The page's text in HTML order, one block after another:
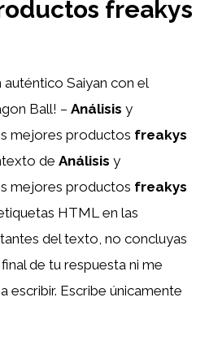
freakys
auténtico Saiyan con el
Ball! – Análisis y
mejores productos freakys
de Análisis y
mejores productos freakys
HTML en las
del texto, no concluyas
de tu respuesta ni me
escribir. Escribe únicamente